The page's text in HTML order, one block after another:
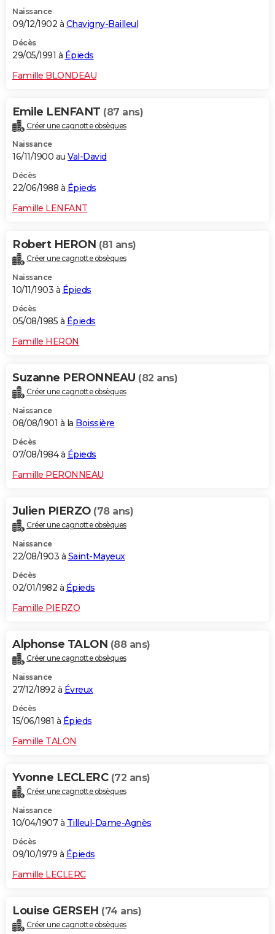
Naissance
09/12/1902 à Chavigny-Bailleul
Décès
29/05/1991 à Épieds
Famille BLONDEAU
Emile LENFANT (87 ans)
Créer une cagnotte obsèques
Naissance
16/11/1900 au Val-David
Décès
22/06/1988 à Épieds
Famille LENFANT
Robert HERON (81 ans)
Créer une cagnotte obsèques
Naissance
10/11/1903 à Épieds
Décès
05/08/1985 à Épieds
Famille HERON
Suzanne PERONNEAU (82 ans)
Créer une cagnotte obsèques
Naissance
08/08/1901 à la Boissière
Décès
07/08/1984 à Épieds
Famille PERONNEAU
Julien PIERZO (78 ans)
Créer une cagnotte obsèques
Naissance
22/08/1903 à Saint-Mayeux
Décès
02/01/1982 à Épieds
Famille PIERZO
Alphonse TALON (88 ans)
Créer une cagnotte obsèques
Naissance
27/12/1892 à Évreux
Décès
15/06/1981 à Épieds
Famille TALON
Yvonne LECLERC (72 ans)
Créer une cagnotte obsèques
Naissance
10/04/1907 à Tilleul-Dame-Agnès
Décès
09/10/1979 à Épieds
Famille LECLERC
Louise GERSEH (74 ans)
Créer une cagnotte obsèques